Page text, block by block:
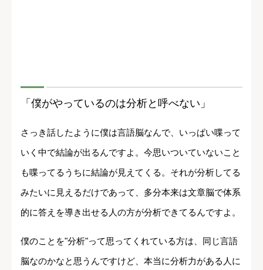
「僕がやっているのは分析と呼べない」
さっき話したように僕は言語脳なんで、いっぱい喋って
いく中で結論が出るんですよ。今思いついていないこと
も喋ってるうちに結論が見えてくる。それが分析してる
みたいに見えるだけであって、多分本来は文章脳で体系
的に答えを導き出せる人の方が分析できてるんですよ。
僕のことを"分析"って思ってくれている方は、同じ言語
脳なのかなと思うんですけど、本当に分析力がある人に